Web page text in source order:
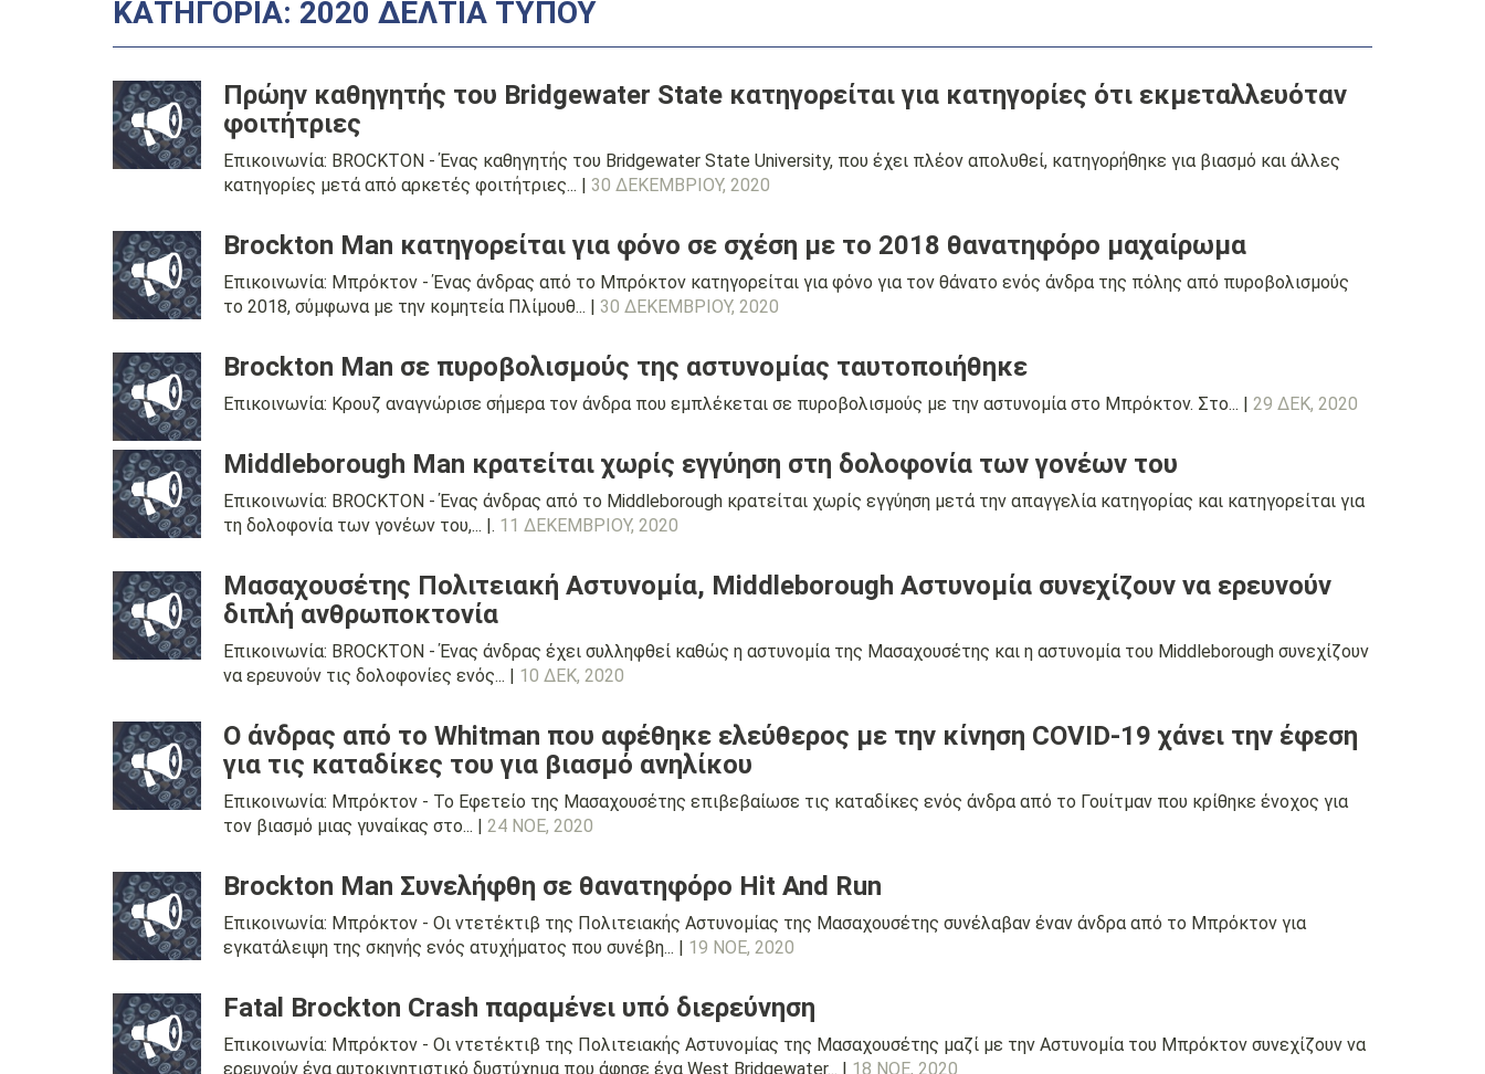
ΚΑΤΗΓΟΡΊΑ: 2020 ΔΕΛΤΊΑ ΤΎΠΟΥ
Πρώην καθηγητής του Bridgewater State κατηγορείται για κατηγορίες ότι εκμεταλλευόταν
φοιτήτριες
Επικοινωνία: BROCKTON - Ένας καθηγητής του Bridgewater State University, που έχει πλέον απολυθεί, κατηγορήθηκε για βιασμό και άλλες
κατηγορίες μετά από αρκετές φοιτήτριες... | 30 ΔΕΚΕΜΒΡΊΟΥ, 2020
Brockton Man κατηγορείται για φόνο σε σχέση με το 2018 θανατηφόρο μαχαίρωμα
Επικοινωνία: Μπρόκτον - Ένας άνδρας από το Μπρόκτον κατηγορείται για φόνο για τον θάνατο ενός άνδρα της πόλης από πυροβολισμούς
το 2018, σύμφωνα με την κομητεία Πλίμουθ... | 30 ΔΕΚΕΜΒΡΊΟΥ, 2020
Brockton Man σε πυροβολισμούς της αστυνομίας ταυτοποιήθηκε
Επικοινωνία: Κρουζ αναγνώρισε σήμερα τον άνδρα που εμπλέκεται σε πυροβολισμούς με την αστυνομία στο Μπρόκτον. Στο... | 29 ΔΕΚ, 2020
Middleborough Man κρατείται χωρίς εγγύηση στη δολοφονία των γονέων του
Επικοινωνία: BROCKTON - Ένας άνδρας από το Middleborough κρατείται χωρίς εγγύηση μετά την απαγγελία κατηγορίας και κατηγορείται για
τη δολοφονία των γονέων του,... |. 11 ΔΕΚΕΜΒΡΊΟΥ, 2020
Μασαχουσέτης Πολιτειακή Αστυνομία, Middleborough Αστυνομία συνεχίζουν να ερευνούν
διπλή ανθρωποκτονία
Επικοινωνία: BROCKTON - Ένας άνδρας έχει συλληφθεί καθώς η αστυνομία της Μασαχουσέτης και η αστυνομία του Middleborough συνεχίζουν
να ερευνούν τις δολοφονίες ενός... | 10 ΔΕΚ, 2020
Ο άνδρας από το Whitman που αφέθηκε ελεύθερος με την κίνηση COVID-19 χάνει την έφεση
για τις καταδίκες του για βιασμό ανηλίκου
Επικοινωνία: Μπρόκτον - Το Εφετείο της Μασαχουσέτης επιβεβαίωσε τις καταδίκες ενός άνδρα από το Γουίτμαν που κρίθηκε ένοχος για
τον βιασμό μιας γυναίκας στο... | 24 ΝΟΕ, 2020
Brockton Man Συνελήφθη σε θανατηφόρο Hit And Run
Επικοινωνία: Μπρόκτον - Οι ντετέκτιβ της Πολιτειακής Αστυνομίας της Μασαχουσέτης συνέλαβαν έναν άνδρα από το Μπρόκτον για
εγκατάλειψη της σκηνής ενός ατυχήματος που συνέβη... | 19 ΝΟΕ, 2020
Fatal Brockton Crash παραμένει υπό διερεύνηση
Επικοινωνία: Μπρόκτον - Οι ντετέκτιβ της Πολιτειακής Αστυνομίας της Μασαχουσέτης μαζί με την Αστυνομία του Μπρόκτον συνεχίζουν να
ερευνούν ένα αυτοκινητιστικό δυστύχημα που άφησε ένα West Bridgewater... | 18 ΝΟΕ, 2020